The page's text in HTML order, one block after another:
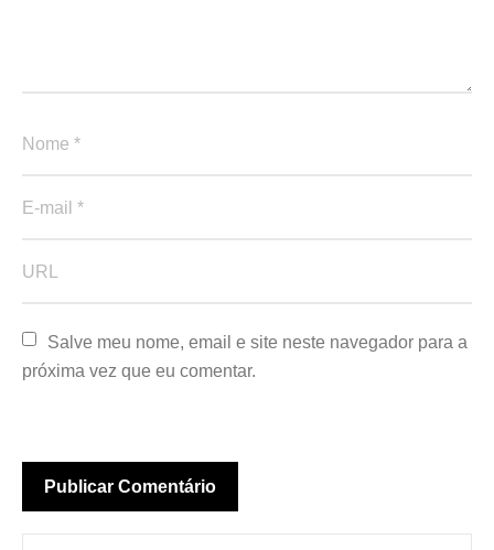
Salve meu nome, email e site neste navegador para a
próxima vez que eu comentar.